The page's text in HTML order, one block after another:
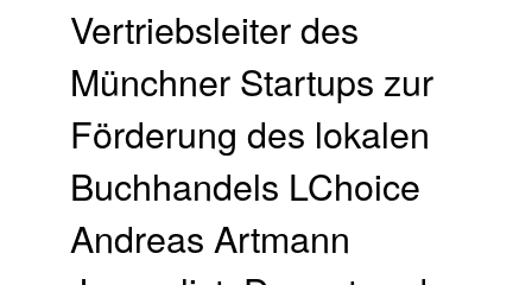
Vertriebsleiter des
Münchner Startups zur
Förderung des lokalen
Buchhandels LChoice
Andreas Artmann